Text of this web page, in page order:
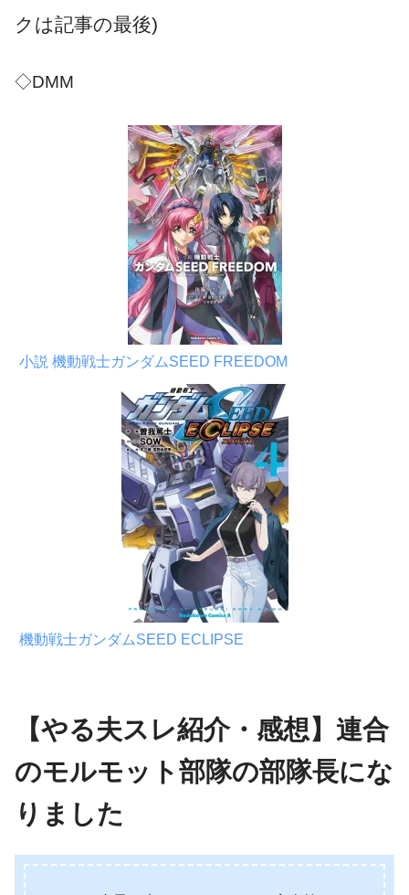
クは記事の最後)
◇DMM
小説 機動戦士ガンダムSEED FREEDOM
機動戦士ガンダムSEED ECLIPSE
【やる夫スレ紹介・感想】連合
のモルモット部隊の部隊長にな
りました